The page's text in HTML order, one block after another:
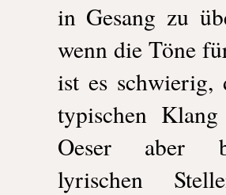
in Gesang zu
wenn die Töne
ist es schwierig,
typischen
Oeser aber
lyrischen